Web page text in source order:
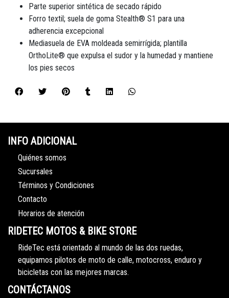
Parte superior sintética de secado rápido
Forro textil; suela de goma Stealth® S1 para una
adherencia excepcional
Mediasuela de EVA moldeada semirrígida; plantilla
OrthoLite® que expulsa el sudor y la humedad y mantiene
los pies secos
INFO ADICIONAL
Quiénes somos
Sucursales
Términos y Condiciones
Contacto
Horarios de atención
RIDETEC MOTOS & BIKE STORE
RideTec está orientado al mundo de las dos ruedas,
equipamos pilotos de moto de calle, motocross, enduro y
bicicletas con las mejores marcas.
CONTÁCTANOS